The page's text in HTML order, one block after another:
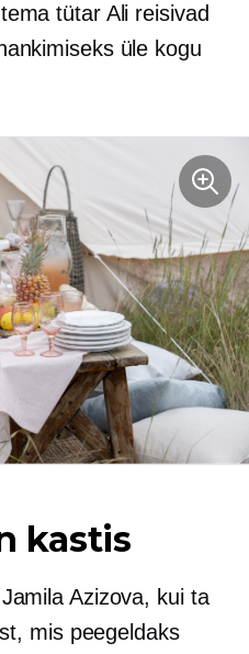
tütar Ali reisivad
üle kogu
kastis
Jamila Azizova, kui ta
mis peegeldaks